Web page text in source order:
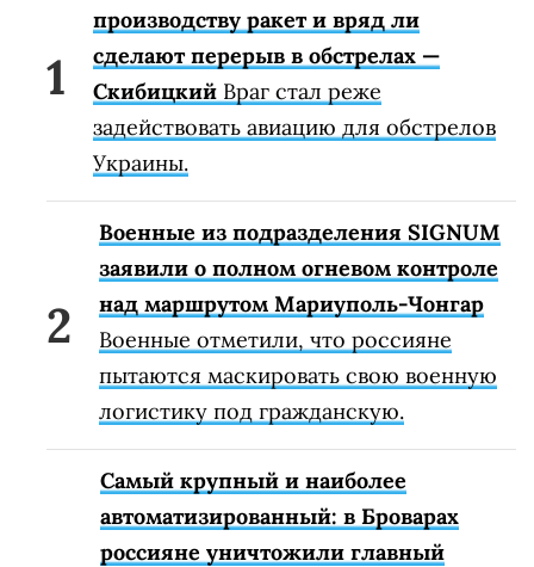
производству ракет и вряд ли
сделают перерыв в обстрелах —
Скибицкий Враг стал реже
задействовать авиацию для обстрелов
Украины.
Военные из подразделения SIGNUM
заявили о полном огневом контроле
над маршрутом Мариуполь-Чонгар
Военные отметили, что россияне
пытаются маскировать свою военную
логистику под гражданскую.
Самый крупный и наиболее
автоматизированный: в Броварах
россияне уничтожили главный